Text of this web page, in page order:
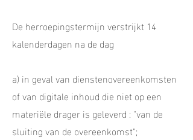
De herroepingstermijn verstrijkt 14
kalenderdagen na de dag
a) in geval van dienstenovereenkomsten
of van digitale inhoud die niet op een
materiële drager is geleverd : "van de
sluiting van de overeenkomst";